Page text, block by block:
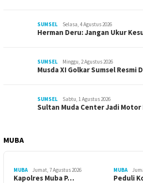
SUMSEL Selasa, 4 Agustus 2026
Herman Deru: Jangan Ukur
SUMSEL Minggu, 2 Agustus 2026
Musda XI Golkar Sumsel Resmi
SUMSEL Sabtu, 1 Agustus 2026
Sultan Muda Center Jadi
MUBA
MUBA Jumat, 7 Agustus 2026
Kapolres Muba P…
MUBA
Peduli